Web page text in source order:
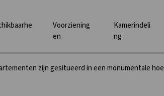
Voorziening
en
Kamerindeli
ng
zijn gesitueerd in een monumentale